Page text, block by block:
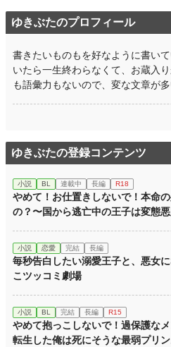
ゆきぶたのプロフィール
書きたいものもを好なように書い
いたら一生終わらなくて、お蔵入
も語彙力もないので、変な文章が多
ゆきぶたの登録コンテンツ
小説 BL 連載中 長編 R18
やめて！お仕置きしないで！本命
の？〜国から逃亡中の王子は変態
小説 恋愛 完結 長編
毎秒告白したい溺愛王子と、悪女
こツッコミ劇場
小説 BL 完結 長編 R15
やめて抱っこしないで！過保護な
転生した俺は死にそうな最弱プリ